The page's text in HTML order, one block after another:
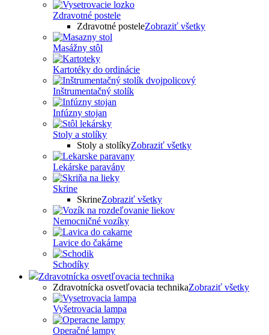
Zdravotné postele
Zdravotné posteleZobraziť všetky
Masážny stôl
Kartotéky do ordinácie
Inštrumentačný stolík
Infúzny stojan
Stoly a stolíky
Stoly a stolíkyZobraziť všetky
Lekárske paravány
Skrine
SkrineZobraziť všetky
Nemocničné vozíky
Lavice do čakárne
Schodíky
Zdravotnícka osvetľovacia technika
Zdravotnícka osvetľovacia technikaZobraziť všetky
Vyšetrovacia lampa
Operačné lampy